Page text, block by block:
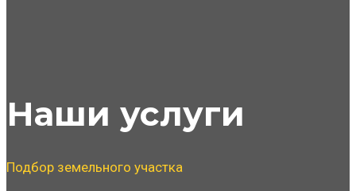
Наши услуги
Подбор земельного участка